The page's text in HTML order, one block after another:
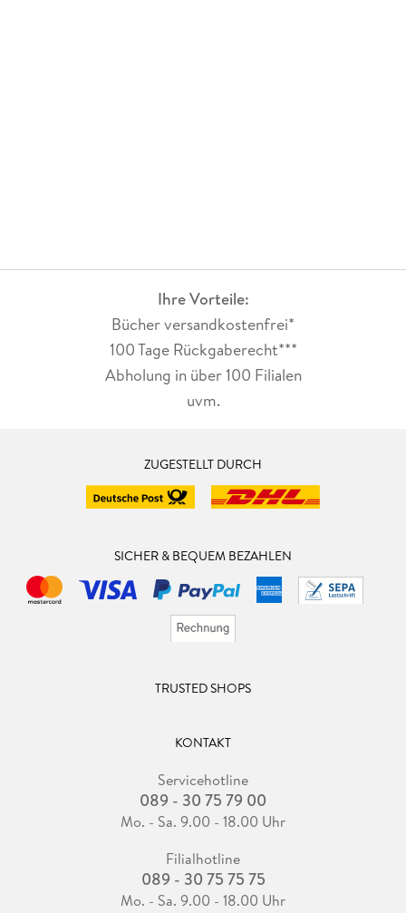
Ihre Vorteile:
Bücher versandkostenfrei*
100 Tage Rückgaberecht***
Abholung in über 100 Filialen
uvm.
ZUGESTELLT DURCH
SICHER & BEQUEM BEZAHLEN
TRUSTED SHOPS
KONTAKT
Servicehotline
089 - 30 75 79 00
Mo. - Sa. 9.00 - 18.00 Uhr
Filialhotline
089 - 30 75 75 75
Mo. - Sa. 9.00 - 18.00 Uhr